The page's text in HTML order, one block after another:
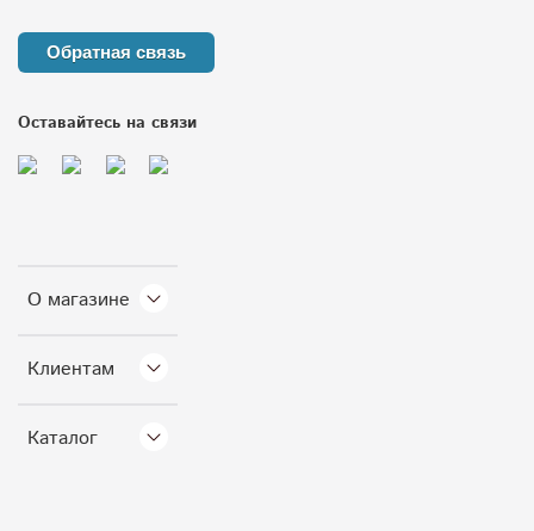
О магазине
Клиентам
Каталог
Обратная связь
Оставайтесь на связи